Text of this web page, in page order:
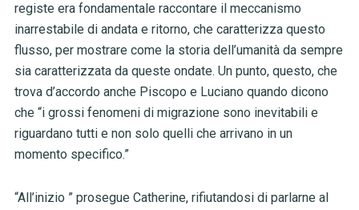
registe era fondamentale raccontare il meccanismo
inarrestabile di andata e ritorno, che caratterizza questo
flusso, per mostrare come la storia dell’umanità da sempre
sia caratterizzata da queste ondate. Un punto, questo, che
trova d’accordo anche Piscopo e Luciano quando dicono
che “i grossi fenomeni di migrazione sono inevitabili e
riguardano tutti e non solo quelli che arrivano in un
momento specifico.”
“All’inizio ” prosegue Catherine, rifiutandosi di parlarne al